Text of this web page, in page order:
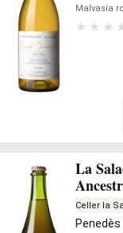
Malvasía
La
Celler la